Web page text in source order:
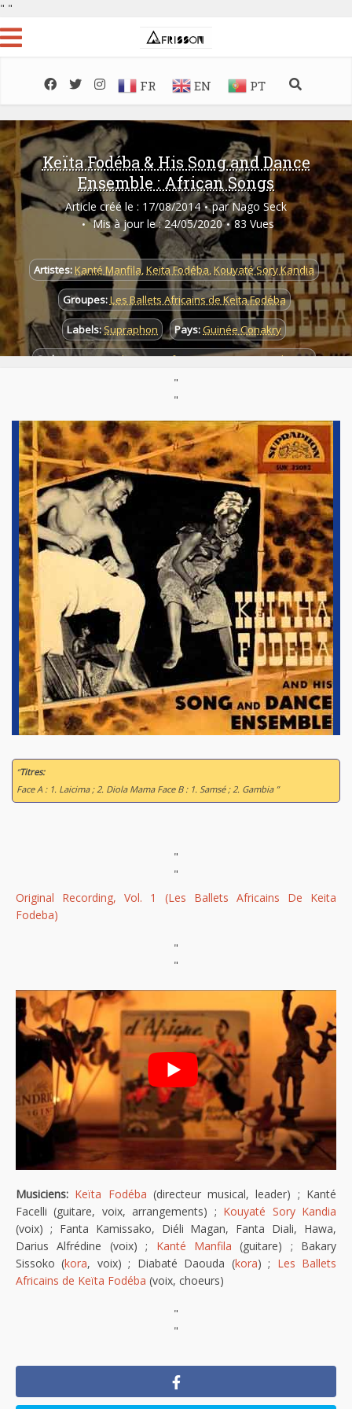
" "
FR EN PT
Keïta Fodéba & His Song and Dance
Ensemble : African Songs
Article créé le : 17/08/2014 par Nago Seck
Mis à jour le : 24/05/2020
83 Vues
Artistes: Kanté Manfila,Keïta Fodéba,Kouyaté Sory Kandia
Groupes:Les Ballets Africains de Keïta Fodéba
Labels:Supraphon Pays:Guinée Conakry
Styles:Musique Classique Africaine,Musique mandingue
"
"
“Titres:
Face A : 1. Laicima ; 2. Diola Mama Face B : 1. Samsé ; 2. Gambia ”
"
"
Original Recording, Vol. 1 (Les Ballets Africains De Keita
Fodeba)
"
"
Musiciens: Keïta Fodéba (directeur musical, leader) ; Kanté
Facelli (guitare, voix, arrangements) ; Kouyaté Sory Kandia
(voix) ; Fanta Kamissako, Diéli Magan, Fanta Diali, Hawa,
Darius Alfrédine (voix) ; Kanté Manfila (guitare) ; Bakary
Sissoko (kora, voix) ; Diabaté Daouda (kora) ; Les Ballets
Africains de Keïta Fodéba (voix, choeurs)
"
"